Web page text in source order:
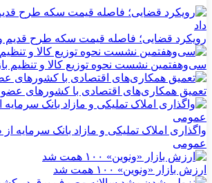
رویکرد قضایی؛ فاصله قیمت سکه طرح قدیم
سی‌و‌هفتمین نشست نحوه توزیع کالا و تنظیم
تعمیق همکاری‌های اقتصادی با کشورهای عضو
واگذاری املاک تملیکی و مازاد بانک سرمایه
عمومی
ارزش بازار «ونوین» ۱۰۰ همت شد